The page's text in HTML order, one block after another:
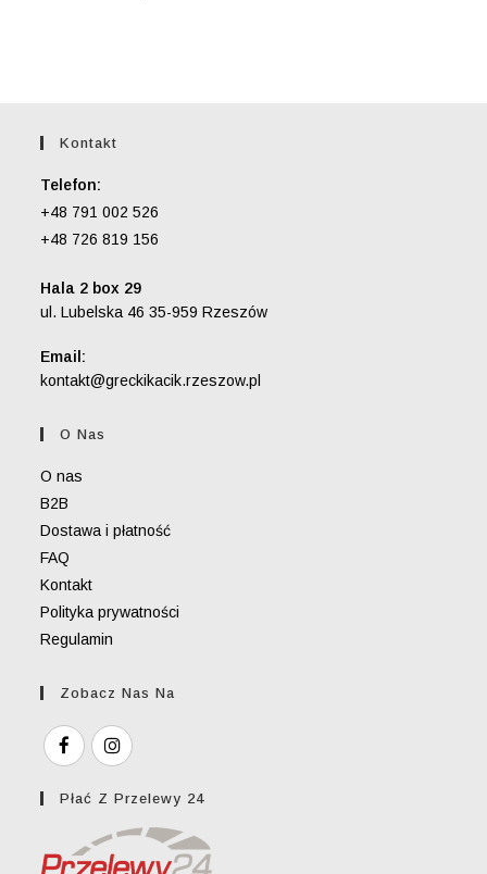
Kontakt
Telefon:
+48 791 002 526
+48 726 819 156
Hala 2 box 29
ul. Lubelska 46 35-959 Rzeszów
Email:
kontakt@greckikacik.rzeszow.pl
O Nas
O nas
B2B
Dostawa i płatność
FAQ
Kontakt
Polityka prywatności
Regulamin
Zobacz Nas Na
Płać Z Przelewy 24